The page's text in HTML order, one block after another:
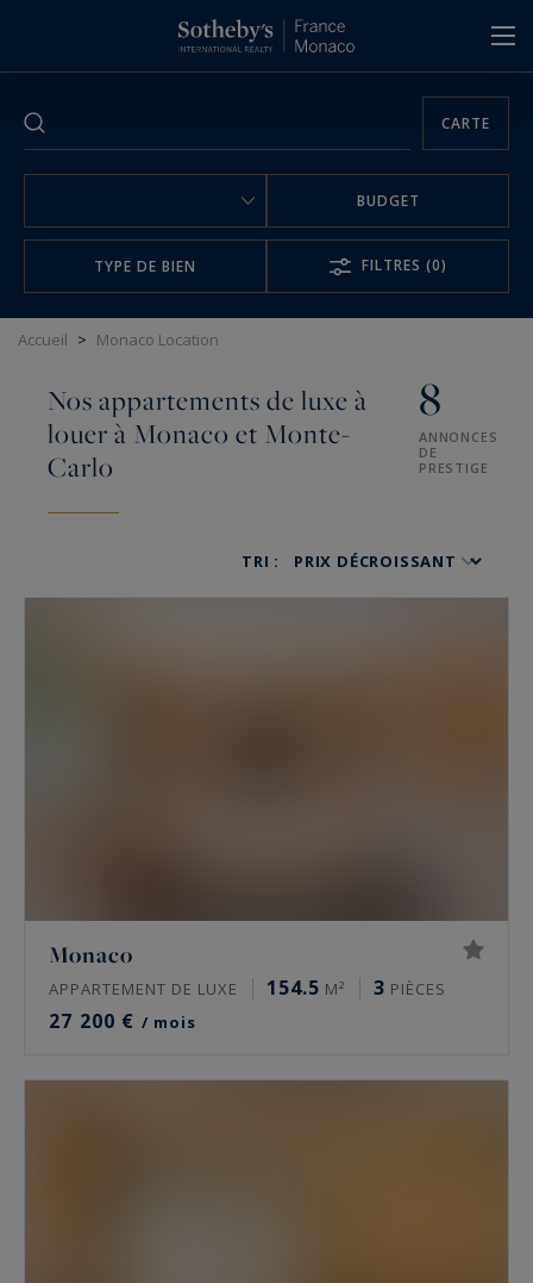
CARTE
TYPE DE BIEN
BUDGET
FILTRES (0)
Accueil > Monaco Location
Nos appartements de luxe à
louer à Monaco et Monte-
Carlo
8
ANNONCES
DE
PRESTIGE
TRI :
Monaco
APPARTEMENT DE LUXE 154.5 M² 3 PIÈCES
27 200 € / mois